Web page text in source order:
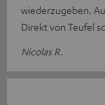
wiederzugeben.
Direkt von Teufel
Nicolas R.